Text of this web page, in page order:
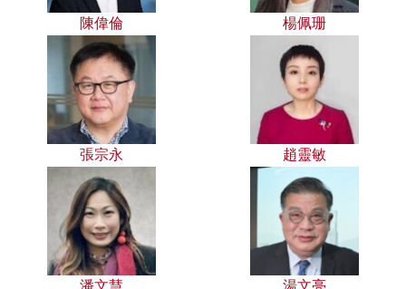
陳偉倫 楊佩珊
張宗永 趙靈敏
潘文慧 湯文亮